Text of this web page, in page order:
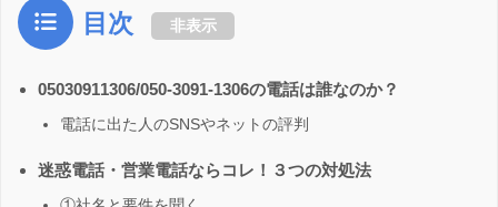
目次 非表示
05030911306/050-3091-1306の電話は誰なのか？
電話に出た人のSNSやネットの評判
迷惑電話・営業電話ならコレ！３つの対処法